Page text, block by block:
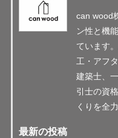
can wood
ン性と機
ています
工・アフ
建築士、
引士の資
くりを全
最新の投稿